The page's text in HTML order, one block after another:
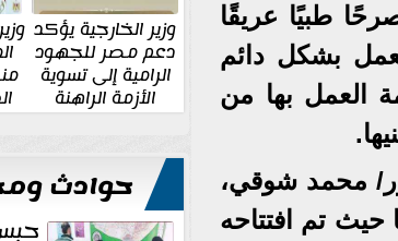
طبيًا عريقًا
بشكل دائم
العمل بها من
محمد شوقي،
حيث تم افتتاحه
وزير الخارجية يؤكد
دعم مصر للجهود
الرامية إلى تسوية
الأزمة الراهنة
حوادث